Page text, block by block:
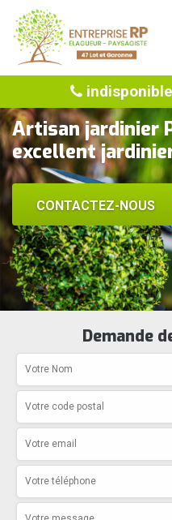
indisponible
Artisan jardinier
excellent
CONTACTEZ-NOUS
Demande